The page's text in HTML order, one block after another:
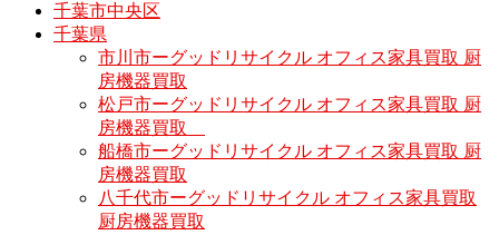
千葉市中央区
千葉県
市川市ーグッドリサイクル オフィス家具買取 厨
房機器買取
松戸市ーグッドリサイクル オフィス家具買取 厨
房機器買取
船橋市ーグッドリサイクル オフィス家具買取 厨
房機器買取
八千代市ーグッドリサイクル オフィス家具買取
厨房機器買取